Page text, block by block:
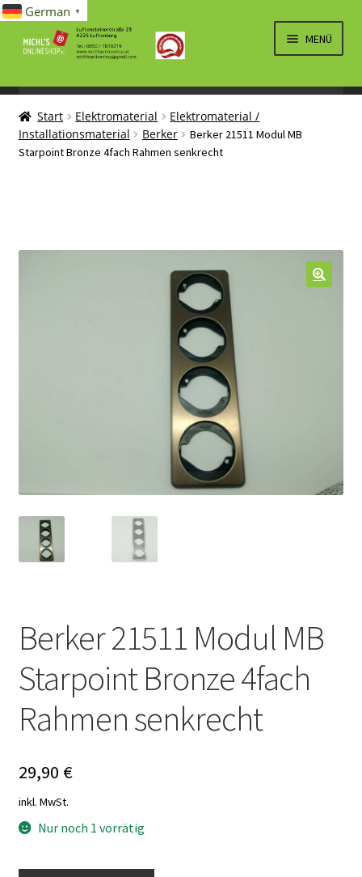
Navigation
Inhalt
MENÜ
SPIELWAREN/BAUSÄTZE
ÖFFNEN
ELEKTRO
LÜFTUNG, HEIZUNG, KLIMA
ÖFFNEN
Start Elektromaterial
Elektromaterial /
Installationsmaterial
Berker
Berker 21511 Modul MB
Starpoint Bronze 4fach Rahmen senkrecht
Berker 21511 Modul MB
Starpoint Bronze 4fach
Rahmen senkrecht
29,90 €
inkl. MwSt.
Nur noch 1 vorrätig
German ▼